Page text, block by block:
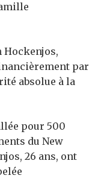
Hockenjos,
par
absolue à la
pour 500
du New
26 ans, ont